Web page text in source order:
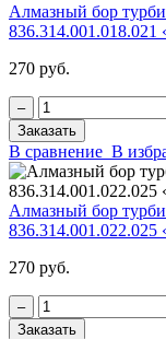
Алмазный бор
270 руб.
‒
Заказать
В сравнение В
Алмазный бор
270 руб.
‒
Заказать